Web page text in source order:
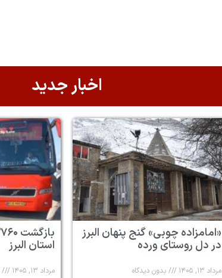
اخبار جدید
«امامزاده چوبی» گنج پنهان البرز
در دل روستای ورده
مرداد ۱۳, ۱۴۰۵ بدون دیدگاه
استان البرز
مرداد ۱۳, ۱۴۰۵